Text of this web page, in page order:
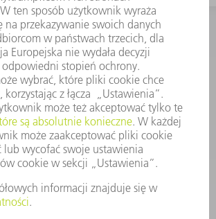
KONTAKT
Części Zamiennych i Narzędzi
48225753936
8.00 - 17.00
czesci.zamienne@trumpf.com